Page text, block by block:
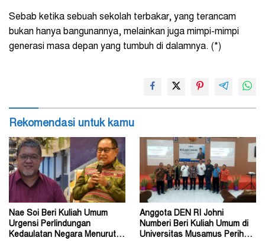
Sebab ketika sebuah sekolah terbakar, yang terancam
bukan hanya bangunannya, melainkan juga mimpi-mimpi
generasi masa depan yang tumbuh di dalamnya. (*)
Rekomendasi untuk kamu
Nae Soi Beri Kuliah Umum
Urgensi Perlindungan
Kedaulatan Negara Menurut
Anggota DEN RI Johni
Numberi Beri Kuliah Umum di
Universitas Musamus Perihal